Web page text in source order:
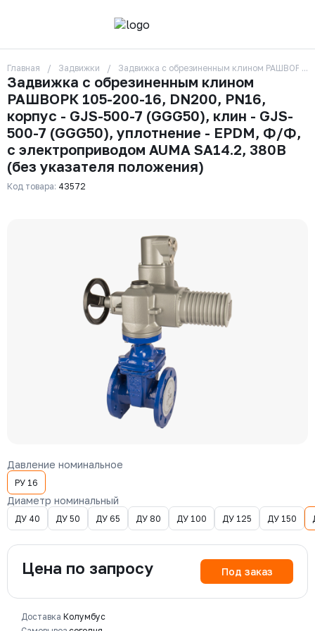
О компании
Контакты
Бренды
Отзывы
Сотрудники
Вакансии
Доставка
Оплата
Вопрос-ответ
Заказать звонок
zakaz325@ks-rus.com
Email для связи
Одинцово, Внуковская 9, пав. 31
Пункт выдачи заказов
Главная Задвижки Задвижка с обрезиненным клином РАШВОРК
Задвижка с обрезиненным клином
РАШВОРК 105-200-16, DN200, PN16,
корпус - GJS-500-7 (GGG50), клин - GJS-
500-7 (GGG50), уплотнение - EPDM, Ф/Ф,
с электроприводом AUMA SA14.2, 380В
(без указателя положения)
Код товара: 43572
Давление номинальное
РУ 16
Диаметр номинальный
ДУ 40 ДУ 50 ДУ 65 ДУ 80 ДУ 100 ДУ 125 ДУ 150
Цена по запросу Под заказ
Доставка Колумбус